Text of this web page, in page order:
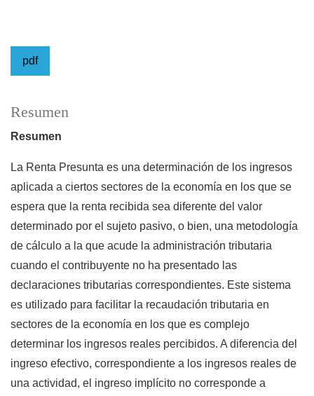
pdf
Resumen
Resumen
La Renta Presunta es una determinación de los ingresos
aplicada a ciertos sectores de la economía en los que se
espera que la renta recibida sea diferente del valor
determinado por el sujeto pasivo, o bien, una metodología
de cálculo a la que acude la administración tributaria
cuando el contribuyente no ha presentado las
declaraciones tributarias correspondientes. Este sistema
es utilizado para facilitar la recaudación tributaria en
sectores de la economía en los que es complejo
determinar los ingresos reales percibidos. A diferencia del
ingreso efectivo, correspondiente a los ingresos reales de
una actividad, el ingreso implícito no corresponde a